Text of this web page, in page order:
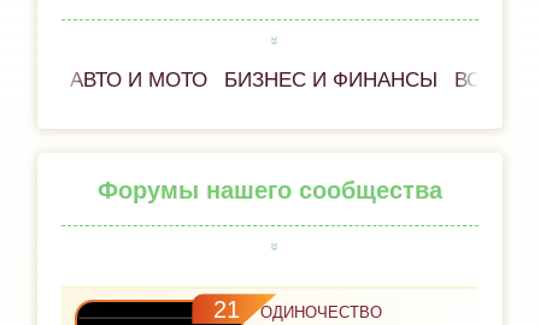
АВТО И МОТО БИЗНЕС И ФИНАНСЫ ВСЁ
Форумы нашего сообщества
21 ОДИНОЧЕСТВО